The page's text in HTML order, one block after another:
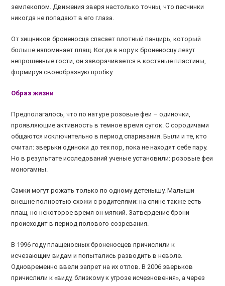
землекопом. Движения зверя настолько точны, что песчинки
никогда не попадают в его глаза.
От хищников броненосца спасает плотный панцирь, который
больше напоминает плащ. Когда в нору к броненосцу лезут
непрошенные гости, он заворачивается в костяные пластины,
формируя своеобразную пробку.
Образ жизни
Предполагалось, что по натуре розовые феи – одиночки,
проявляющие активность в темное время суток. С сородичами
общаются исключительно в период спаривания. Были и те, кто
считал: зверьки одиноки до тех пор, пока не находят себе пару.
Но в результате исследований ученые установили: розовые феи
моногамны.
Самки могут рожать только по одному детенышу. Малыши
внешне полностью схожи с родителями: на спине также есть
плащ, но некоторое время он мягкий. Затвердение брони
происходит в период полового созревания.
В 1996 году плащеносных броненосцев причислили к
исчезающим видам и попытались разводить в неволе.
Одновременно ввели запрет на их отлов. В 2006 зверьков
причислили к «виду, близкому к угрозе исчезновения», а через